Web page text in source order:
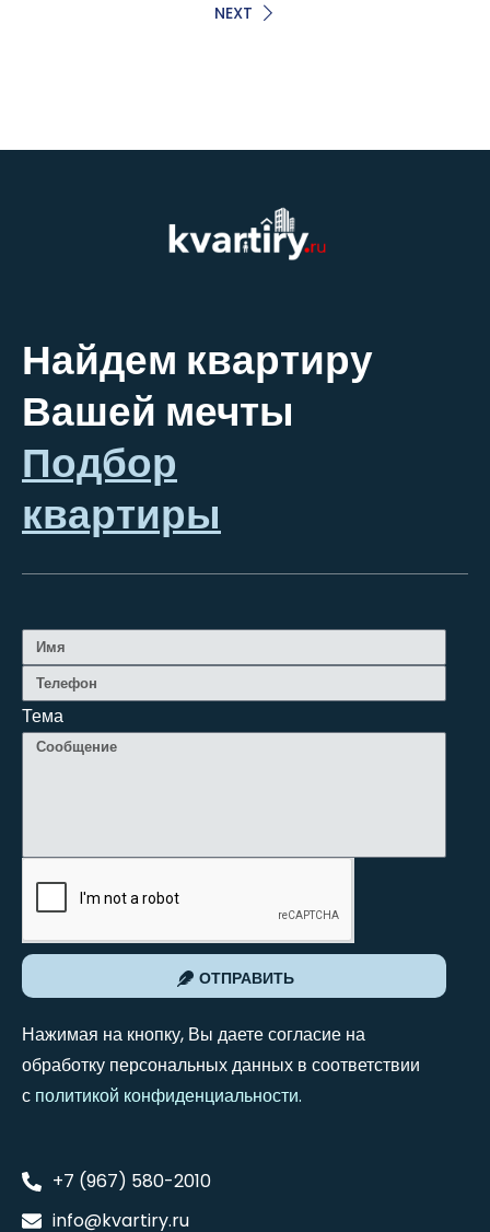
NEXT
Найдем квартиру
Вашей мечты
Подбор
квартиры
Тема
ОТПРАВИТЬ
Нажимая на кнопку, Вы даете согласие на
обработку персональных данных в соответствии
с политикой конфиденциальности.
+7 (967) 580-2010
info@kvartiry.ru